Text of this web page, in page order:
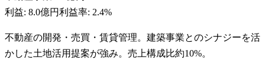
利益: 8.0億円利益率: 2.4%
不動産の開発・売買・賃貸管理。建築事業とのシナジーを活
かした土地活用提案が強み。売上構成比約10%。